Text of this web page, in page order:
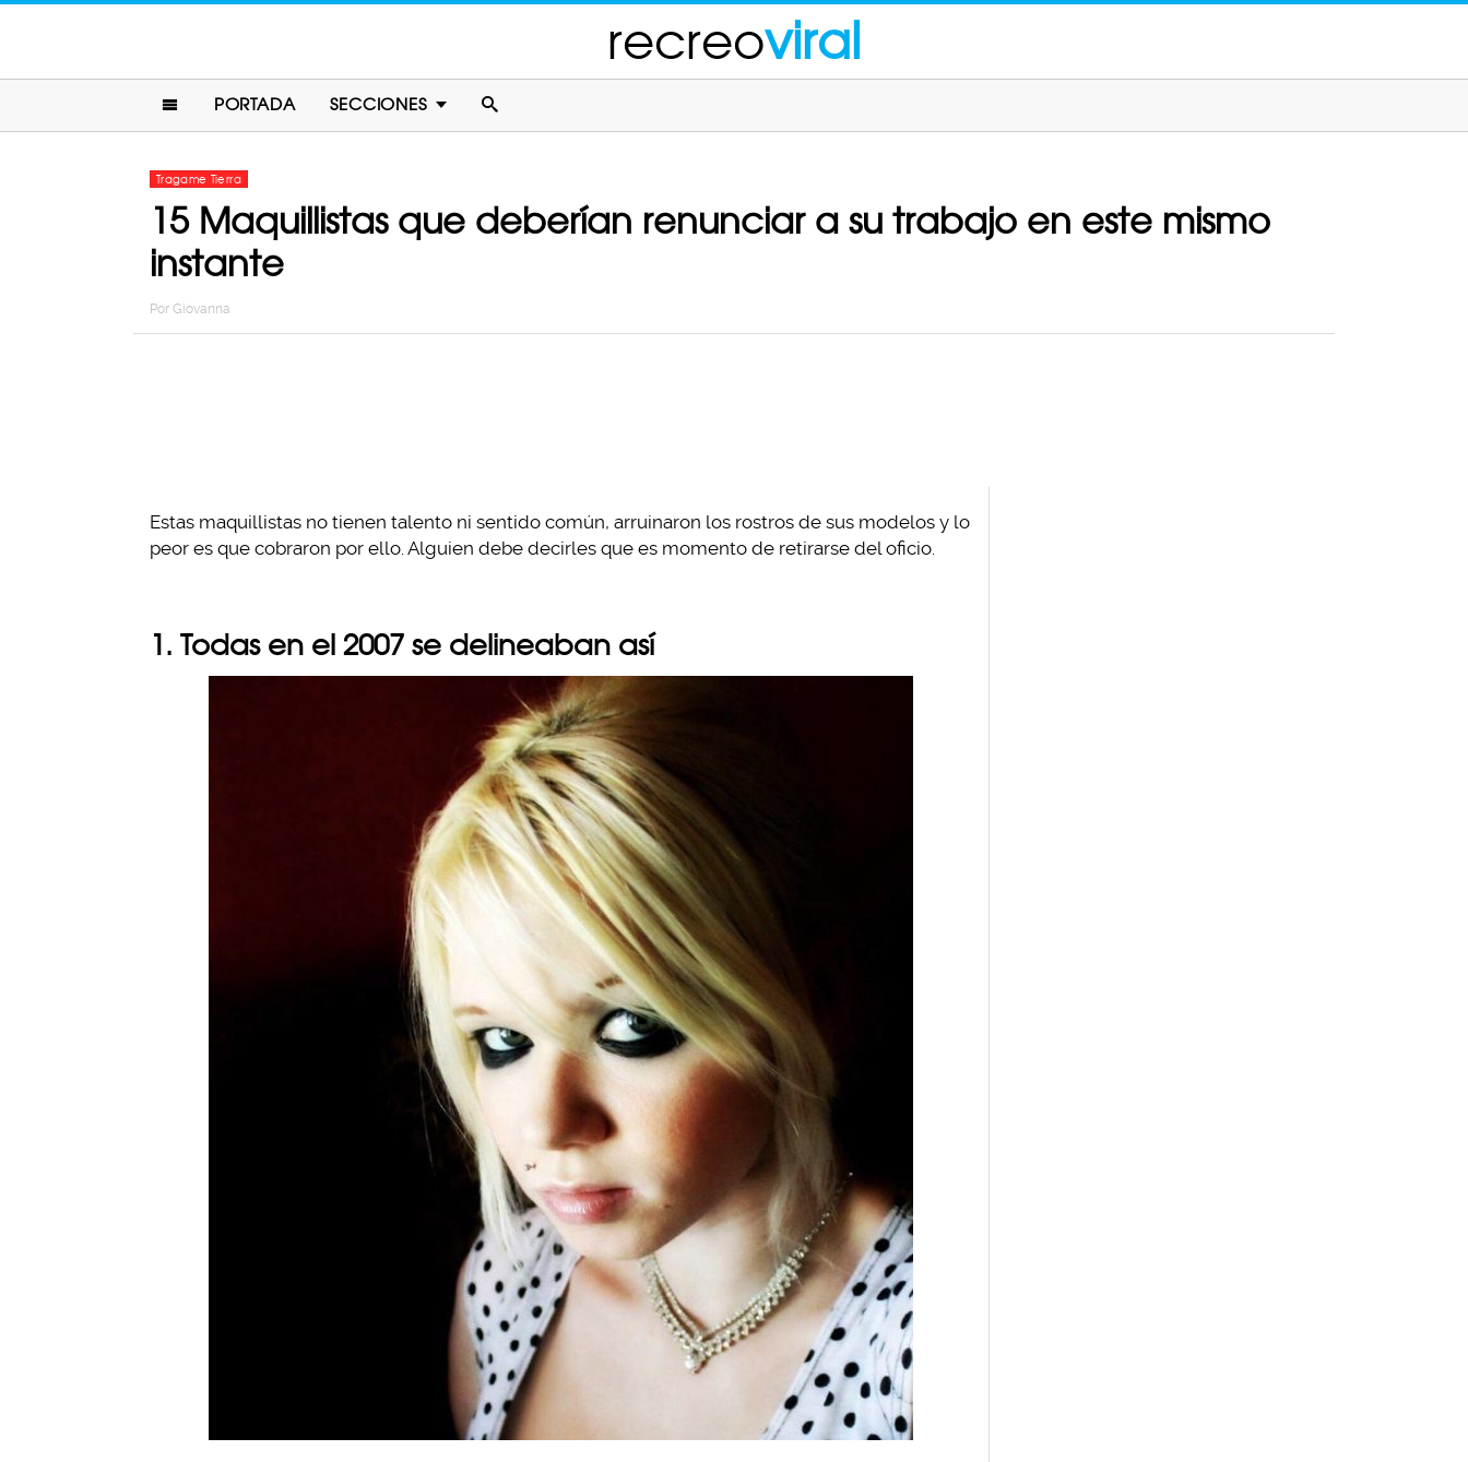
recreoviral
PORTADA SECCIONES
Tragame Tierra
15 Maquillistas que deberían renunciar a su trabajo en este mismo
instante
Por Giovanna
Estas maquillistas no tienen talento ni sentido común, arruinaron los rostros de sus modelos y lo
peor es que cobraron por ello. Alguien debe decirles que es momento de retirarse del oficio.
1. Todas en el 2007 se delineaban así